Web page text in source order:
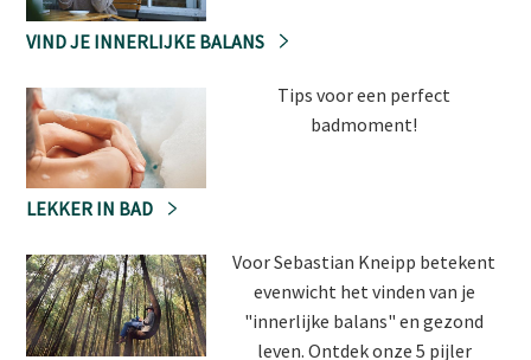
VIND JE INNERLIJKE BALANS
Tips voor een perfect
badmoment!
LEKKER IN BAD
Voor Sebastian Kneipp betekent
evenwicht het vinden van je
"innerlijke balans" en gezond
leven. Ontdek onze 5 pijler